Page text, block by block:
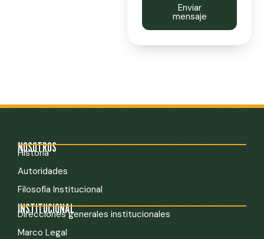
Enviar
mensaje
NOSOTROS
Historia
Autoridades
Filosofía Institucional
INSTITUCIONAL
Direcciones generales institucionales
Marco Legal